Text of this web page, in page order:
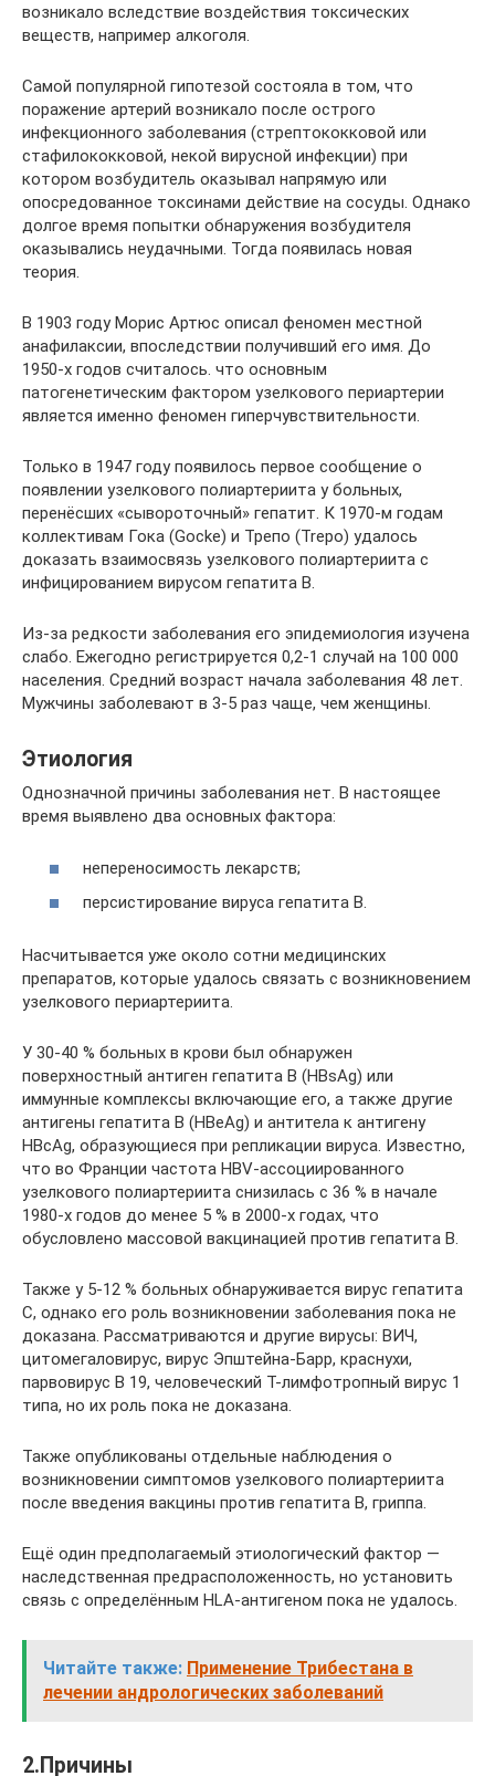
возникало вследствие воздействия токсических
веществ, например алкоголя.
Самой популярной гипотезой состояла в том, что
поражение артерий возникало после острого
инфекционного заболевания (стрептококковой или
стафилококковой, некой вирусной инфекции) при
котором возбудитель оказывал напрямую или
опосредованное токсинами действие на сосуды. Однако
долгое время попытки обнаружения возбудителя
оказывались неудачными. Тогда появилась новая
теория.
В 1903 году Морис Артюс описал феномен местной
анафилаксии, впоследствии получивший его имя. До
1950-х годов считалось. что основным
патогенетическим фактором узелкового периартерии
является именно феномен гиперчувствительности.
Только в 1947 году появилось первое сообщение о
появлении узелкового полиартериита у больных,
перенёсших «сывороточный» гепатит. К 1970-м годам
коллективам Гока (Gocke) и Трепо (Trepo) удалось
доказать взаимосвязь узелкового полиартериита с
инфицированием вирусом гепатита B.
Из-за редкости заболевания его эпидемиология изучена
слабо. Ежегодно регистрируется 0,2-1 случай на 100 000
населения. Средний возраст начала заболевания 48 лет.
Мужчины заболевают в 3-5 раз чаще, чем женщины.
Этиология
Однозначной причины заболевания нет. В настоящее
время выявлено два основных фактора:
непереносимость лекарств;
персистирование вируса гепатита B.
Насчитывается уже около сотни медицинских
препаратов, которые удалось связать с возникновением
узелкового периартериита.
У 30-40 % больных в крови был обнаружен
поверхностный антиген гепатита B (HBsAg) или
иммунные комплексы включающие его, а также другие
антигены гепатита B (HBeAg) и антитела к антигену
HBcAg, образующиеся при репликации вируса. Известно,
что во Франции частота HBV-ассоциированного
узелкового полиартериита снизилась с 36 % в начале
1980-х годов до менее 5 % в 2000-х годах, что
обусловлено массовой вакцинацией против гепатита B.
Также у 5-12 % больных обнаруживается вирус гепатита
C, однако его роль возникновении заболевания пока не
доказана. Рассматриваются и другие вирусы: ВИЧ,
цитомегаловирус, вирус Эпштейна-Барр, краснухи,
парвовирус В 19, человеческий Т-лимфотропный вирус 1
типа, но их роль пока не доказана.
Также опубликованы отдельные наблюдения о
возникновении симптомов узелкового полиартериита
после введения вакцины против гепатита B, гриппа.
Ещё один предполагаемый этиологический фактор —
наследственная предрасположенность, но установить
связь с определённым HLA-антигеном пока не удалось.
Читайте также: Применение Трибестана в
лечении андрологических заболеваний
2.Причины